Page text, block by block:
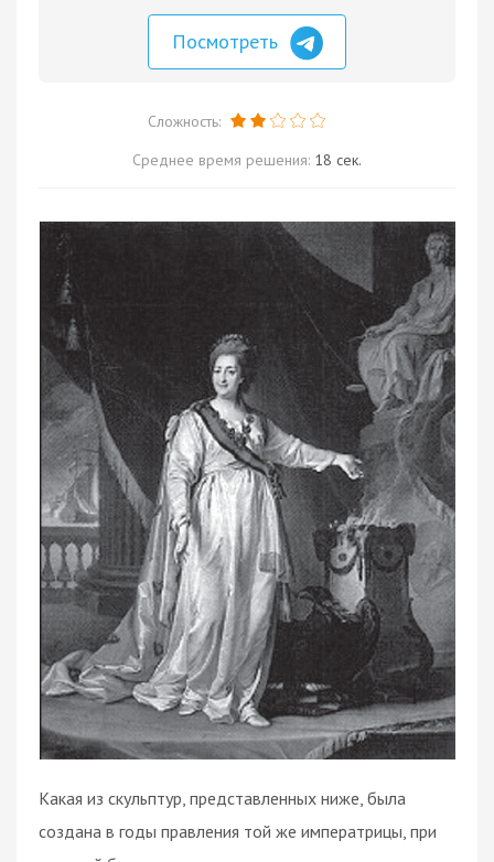
Посмотреть
Сложность:
Среднее время решения: 18 сек.
Какая из скульптур, представленных ниже, была
создана в годы правления той же императрицы, при